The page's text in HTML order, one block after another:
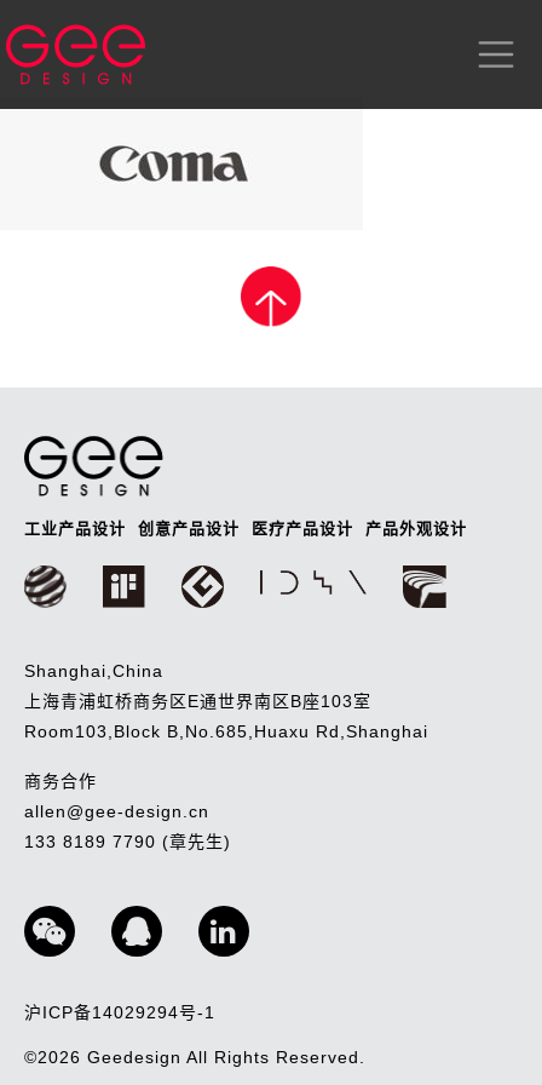
工业产品设计 创意产品设计 医疗产品设计 产品外观设计
Shanghai,China
上海青浦虹桥商务区E通世界南区B座103室
Room103,Block B,No.685,Huaxu Rd,Shanghai
商务合作
allen@gee-design.cn
133 8189 7790 (章先生)
沪ICP备14029294号-1
©2026 Geedesign All Rights Reserved.